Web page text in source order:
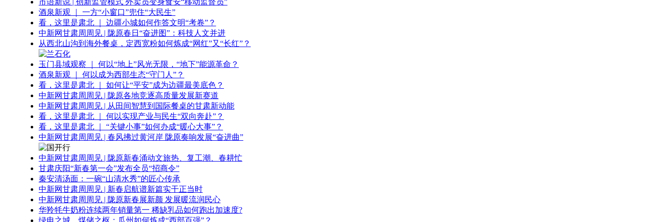
市语新说 | 创新监管模式 外卖员变身食安“移动监督员”
酒泉新观 ｜ 一方“小窗口”兜住“大民生”
看，这里是肃北 ｜ 边疆小城如何作答文明“考卷”？
中新网甘肃周周见 | 陇原春日“奋进图”：科技人文并进
从西北山沟到海外餐桌，定西宽粉如何炼成“网红”又“长红”？
玉门县域观察 ｜ 何以“地上”风光无限，“地下”能源革命？
酒泉新观 ｜ 何以成为西部生态“守门人”？
看，这里是肃北 ｜ 如何让“平安”成为边疆最美底色？
中新网甘肃周周见 | 陇原各地竞逐高质量发展新赛道
中新网甘肃周周见 | 从田间智慧到国际餐桌的甘肃新动能
看，这里是肃北 ｜ 何以实现产业与民生“双向奔赴”？
看，这里是肃北 ｜ “关键小事”如何办成“暖心大事”？
中新网甘肃周周见 | 春风拂过黄河岸 陇原奏响发展“奋进曲”
中新网甘肃周周见 | 陇原新春涌动文旅热、复工潮、春耕忙
甘肃庆阳“新春第一会”发布全员“招商令”
秦安清汤面：一碗“山清水秀”的匠心传承
中新网甘肃周周见 | 新春启航谱新篇实干正当时
中新网甘肃周周见 | 陇原新春展新颜 发展暖流润民心
华羚牦牛奶粉连续两年销量第一 稀缺乳品如何跑出加速度?
绿电之城、煤储之枢：瓜州如何炼成“西部百强”？